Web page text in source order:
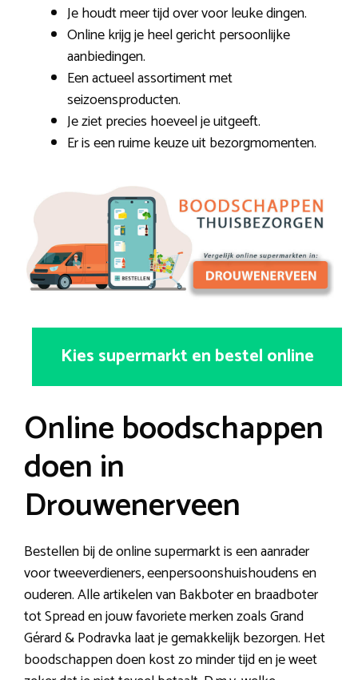
Je houdt meer tijd over voor leuke dingen.
Online krijg je heel gericht persoonlijke
aanbiedingen.
Een actueel assortiment met
seizoensproducten.
Je ziet precies hoeveel je uitgeeft.
Er is een ruime keuze uit bezorgmomenten.
Kies supermarkt en bestel online
Online boodschappen
doen in
Drouwenerveen
Bestellen bij de online supermarkt is een aanrader
voor tweeverdieners, eenpersoonshuishoudens en
ouderen. Alle artikelen van Bakboter en braadboter
tot Spread en jouw favoriete merken zoals Grand
Gérard & Podravka laat je gemakkelijk bezorgen. Het
boodschappen doen kost zo minder tijd en je weet